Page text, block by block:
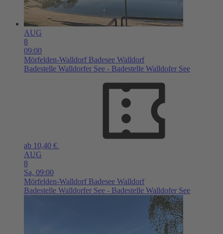
AUG
8
09:00
Mörfelden-Walldorf Badesee Walldorf
Badestelle Walldorfer See - Badestelle Walldofer See
ab 10,40 €
AUG
8
Sa, 09:00
Mörfelden-Walldorf Badesee Walldorf
Badestelle Walldorfer See - Badestelle Walldofer See